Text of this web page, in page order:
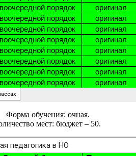
Форма обучения: очная.
мест: бюджет – 50.